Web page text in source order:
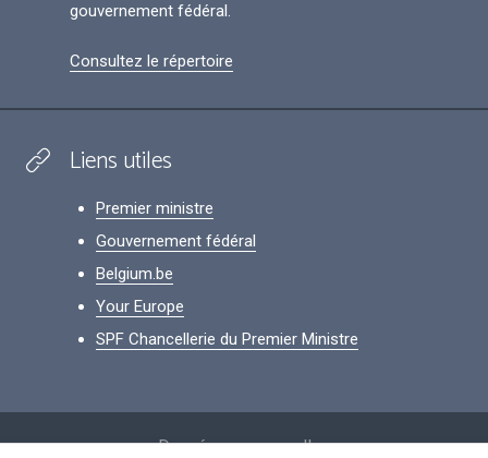
gouvernement fédéral.
Consultez le répertoire
Liens utiles
Premier ministre
Gouvernement fédéral
Belgium.be
Your Europe
SPF Chancellerie du Premier Ministre
Données personnelles